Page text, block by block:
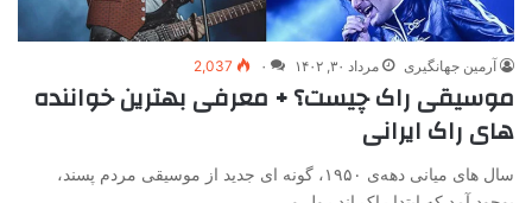
آرمین جهانگیری مرداد ۳۰, ۱۴۰۲ ۰ 2,037
موسیقی راک چیست؟ + معرفی بهترین خواننده
های راک ایرانی
سال های میانی دهه‌ی ۱۹۵۰، گونه ای جدید از موسیقی مردم پسند،